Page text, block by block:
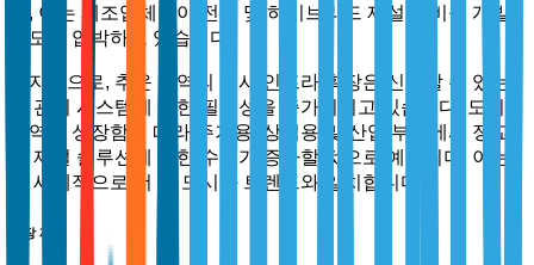
며, 이는 제조업체들이 전기 및 하이브리드 제설 장비를 개발
하도록 압박하고 있습니다.
마지막으로, 추운 지역의 도시 인프라 확장은 신뢰할 수 있는
눈 관리 시스템에 대한 필요성을 증가시키고 있습니다. 도시
지역이 성장함에 따라 주거용, 상업용 및 산업 부문에서 정교
한 제설 솔루션에 대한 수요가 증가할 것으로 예상되며, 이는
전 세계적으로 더 큰 도시화 트렌드와 일치합니다.
시장 제약